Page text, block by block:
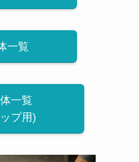
一覧
一覧
プ用)